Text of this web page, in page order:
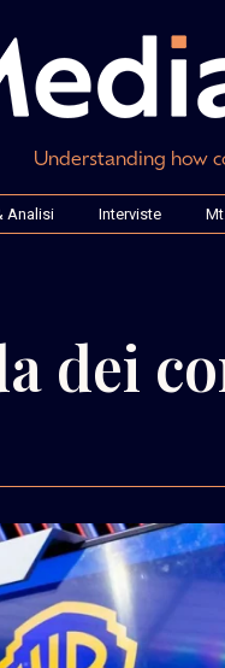
Understanding how
Analisi Interviste
dei